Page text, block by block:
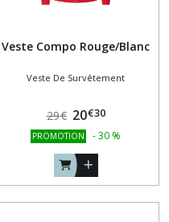
Veste Compo Rouge/Blanc
Veste De Survêtement
29€ 20€30
PROMOTION -30 %